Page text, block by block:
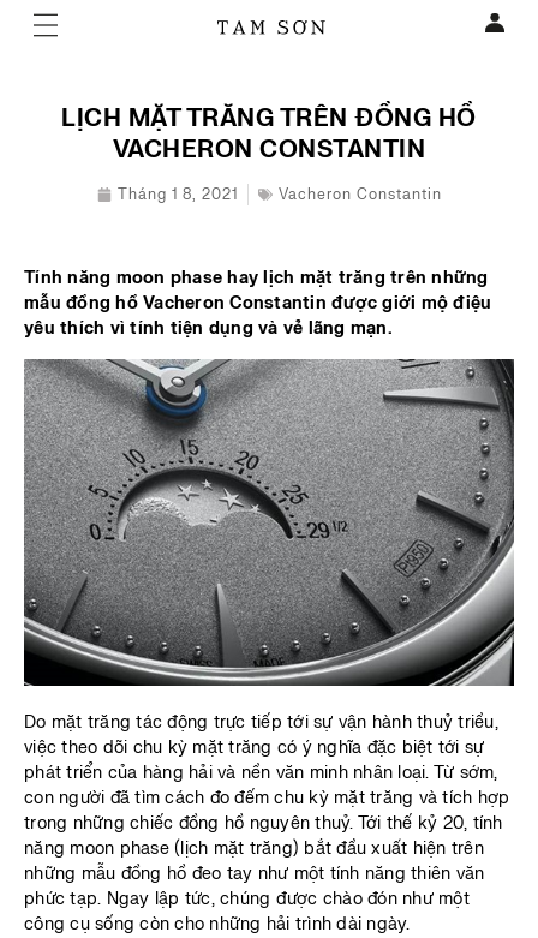
LỊCH MẶT TRĂNG TRÊN ĐỒNG HỒ
VACHERON CONSTANTIN
Tháng 1 8, 2021 Vacheron Constantin
Tính năng moon phase hay lịch mặt trăng trên những
mẫu đồng hồ Vacheron Constantin được giới mộ điệu
yêu thích vì tính tiện dụng và vẻ lãng mạn.
Do mặt trăng tác động trực tiếp tới sự vận hành thuỷ triều,
việc theo dõi chu kỳ mặt trăng có ý nghĩa đặc biệt tới sự
phát triển của hàng hải và nền văn minh nhân loại. Từ sớm,
con người đã tìm cách đo đếm chu kỳ mặt trăng và tích hợp
trong những chiếc đồng hồ nguyên thuỷ. Tới thế kỷ 20, tính
năng moon phase (lịch mặt trăng) bắt đầu xuất hiện trên
những mẫu đồng hồ đeo tay như một tính năng thiên văn
phức tạp. Ngay lập tức, chúng được chào đón như một
công cụ sống còn cho những hải trình dài ngày.